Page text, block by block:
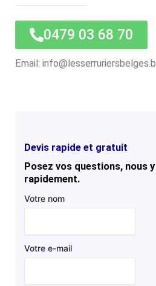
0479 03 68 70
Email:
Devis rapide et gratuit
Posez vos questions, nous
rapidement.
Votre nom
Votre e-mail